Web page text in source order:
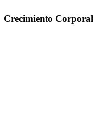
Crecimiento Corporal